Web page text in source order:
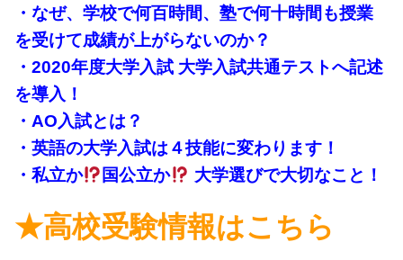
・なぜ、学校で何百時間、塾で何十時間も授業
を受けて成績が上がらないのか？
・2020年度大学入試 大学入試共通テストへ記述
を導入！
・AO入試とは？
・英語の大学入試は４技能に変わります！
・私立か
国公立か 大学選びで大切なこと！
★高校受験情報はこちら